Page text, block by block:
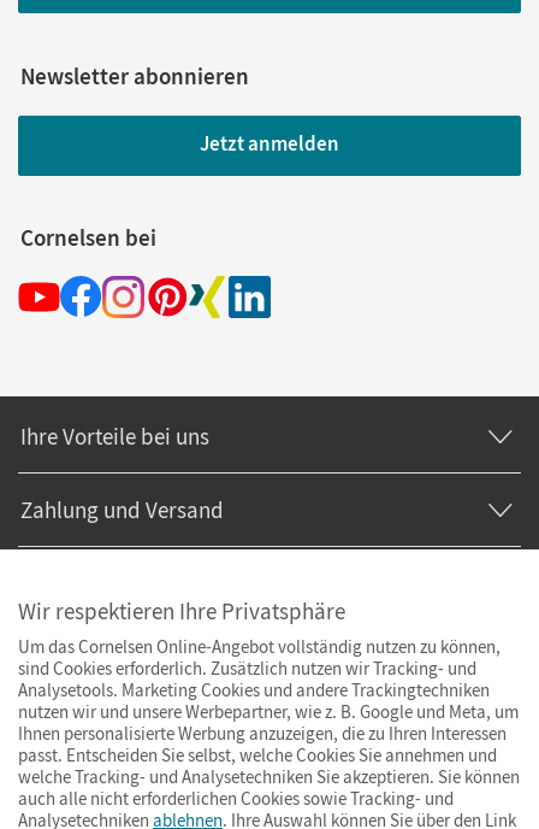
Newsletter abonnieren
Jetzt anmelden
Cornelsen bei
Ihre Vorteile bei uns
Zahlung und Versand
Wir respektieren Ihre Privatsphäre
Um das Cornelsen Online-Angebot vollständig nutzen zu können,
sind Cookies erforderlich. Zusätzlich nutzen wir Tracking- und
Analysetools. Marketing Cookies und andere Trackingtechniken
nutzen wir und unsere Werbepartner, wie z. B. Google und Meta, um
Ihnen personalisierte Werbung anzuzeigen, die zu Ihren Interessen
passt. Entscheiden Sie selbst, welche Cookies Sie annehmen und
welche Tracking- und Analysetechniken Sie akzeptieren. Sie können
auch alle nicht erforderlichen Cookies sowie Tracking- und
Analysetechniken ablehnen. Ihre Auswahl können Sie über den Link